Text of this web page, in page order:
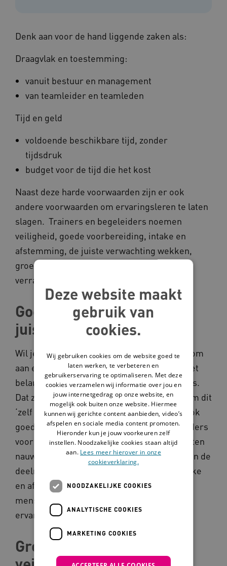
Denk aan voor de hand liggende zaken als:
Draagvlak en toestemming:
vanuit bestuur en management
van teamleider en teamleden
Tijd en geld
voldoende beschikbare tijd, zonder
tijdsdruk
budget voor de tijd die het kost
Naast deze harde voorwaarden zijn er ook
andere voorwaarden om ervaringsleren te laten
slagen. Trainers en begeleiders noemen
veiligheid, goede voorbereiding, intake en
afstemming, de juiste verwachting wekken,
groepsdynamiek, inlevingsvermogen en
verrassingseffect.
Goede voorbereiding en
juiste verwachting
Wil je dat collega’s of stagiaires zin hebben om
aan ervaringsleren deel te nemen? Dan is het
belangrijk dat ze weten wat ervaringsleren is.
Dat zij begrijpen wat ze gaan doen en waarom dit
‘zelf ervaren’ iets toevoegt aan hun werk. Ook
goede afstemming met trainers en begeleiders
voor ervaringsleren is nodig, zodat opdrachten
nauw aansluiten op de dagelijkse praktijk van de
deelnemers. Een goede voorbereiding, intake
en afstemming zijn nodig om te zorgen dat
mensen met de juiste verwachtingen aan
ervaringsleren beginnen.
Groepsdynamiek en
Deze website maakt
gebruik van
cookies.
Wij gebruiken cookies om de website goed te
laten werken, te verbeteren en
gebruikerservaring te optimaliseren. Met deze
cookies verzamelen wij informatie over jou en
jouw internetgedrag op onze website, en
mogelijk ook buiten onze website. Hiermee
kunnen wij gerichte content aanbieden, video’s
afspelen en sociale media content promoten.
Hieronder kun je jouw voorkeuren zelf
instellen. Noodzakelijke cookies staan altijd
aan. Lees meer hierover in onze
cookieverklaring.
NOODZAKELIJKE COOKIES
ANALYTISCHE COOKIES
MARKETING COOKIES